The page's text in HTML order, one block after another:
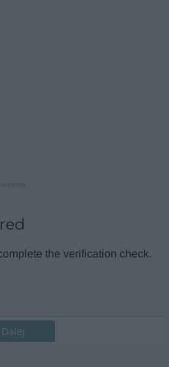
the verification check.
Dalej